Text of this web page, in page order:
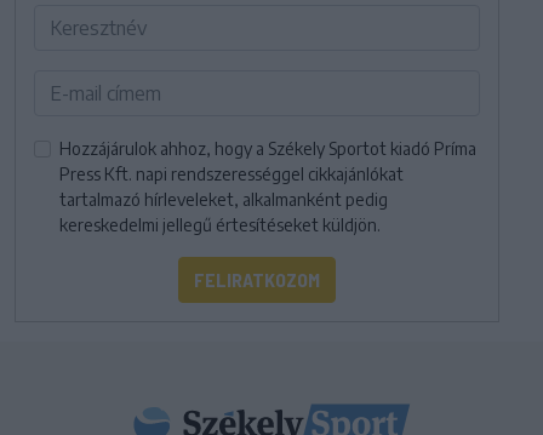
Hozzájárulok ahhoz, hogy a Székely Sportot kiadó Príma
Press Kft. napi rendszerességgel cikkajánlókat
tartalmazó hírleveleket, alkalmanként pedig
kereskedelmi jellegű értesítéseket küldjön.
FELIRATKOZOM